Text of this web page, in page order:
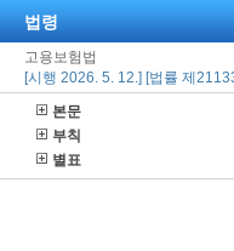
법령
고용보험법
[시행 2026. 5. 12.] [법률 제
본문
부칙
별표